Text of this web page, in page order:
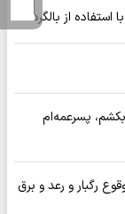
از بالگرد
پسرعمه‌ام
رگبار و رعد و برق